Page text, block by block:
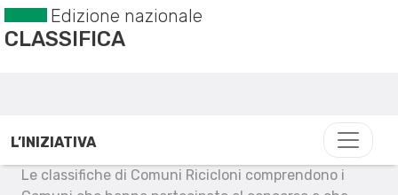
Edizione nazionale
CLASSIFICA
L’INIZIATIVA
Le classifiche di Comuni Ricicloni comprendono i